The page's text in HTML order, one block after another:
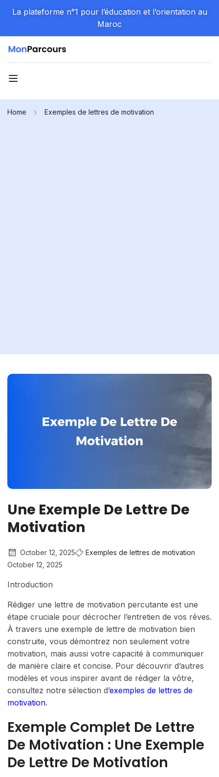
La plateforme n°1 pour l’éducation et l’orientation au
Maroc
Home Exemples de lettres de motivation
Une Exemple De Lettre De
Motivation
October 12, 2025
Exemples de lettres de motivation
October 12, 2025
Introduction
Rédiger une lettre de motivation percutante est une
étape cruciale pour décrocher l’entretien de vos rêves.
À travers une exemple de lettre de motivation bien
construite, vous démontrez non seulement votre
motivation, mais aussi votre capacité à communiquer
de manière claire et concise. Pour découvrir d’autres
modèles et vous inspirer avant de rédiger la vôtre,
consultez notre sélection d’exemples de lettres de
motivation.
Exemple Complet De Lettre
De Motivation : Une Exemple
De Lettre De Motivation